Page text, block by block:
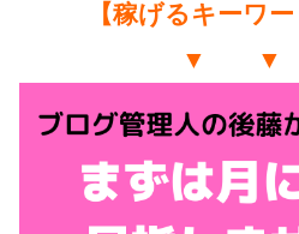
【稼げるキーワ
▼ ▼